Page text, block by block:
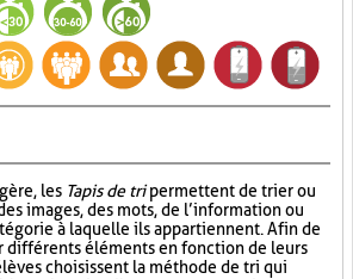
les Tapis de tripermettent de trier ou
images, des mots, de l’information ou
à laquelle ils appartiennent. Afin de
différents éléments en fonction de leurs
choisissent la méthode de tri qui